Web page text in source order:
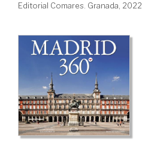
Editorial Comares. Granada, 2022